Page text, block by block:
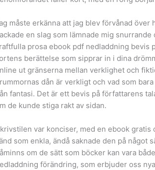
måste erkänna att jag blev förvånad
en slag som lämnade mig
prosa ebook pdf nedladdning bevis
berättelse som sipprar in i dina
ut gränserna mellan verklighet och
dån är verkligt och vad som
fantasi. Det är ett bevis på författarens
de kunde stiga rakt av sidan.
var konciser, med en ebook
som enkla, ändå saknade den på något
om de sätt som böcker kan vara
förändring, som erbjuder oss